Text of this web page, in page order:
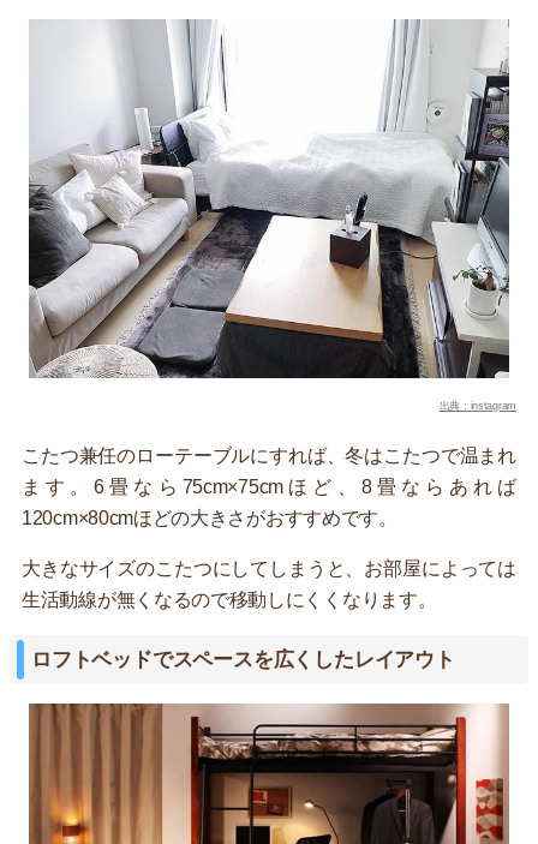
出典：instagram
こたつ兼任のローテーブルにすれば、冬はこたつで温まれ
ます。6畳なら75cm×75cmほど、8畳ならあれば
120cm×80cmほどの大きさがおすすめです。
大きなサイズのこたつにしてしまうと、お部屋によっては
生活動線が無くなるので移動しにくくなります。
ロフトベッドでスペースを広くしたレイアウト